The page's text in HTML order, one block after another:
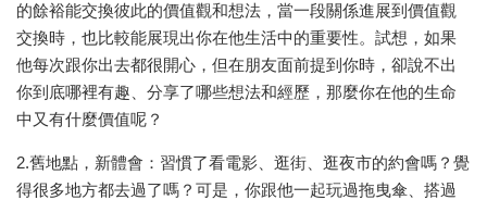
的餘裕能交換彼此的價值觀和想法，當一段關係進展到價值觀
交換時，也比較能展現出你在他生活中的重要性。試想，如果
他每次跟你出去都很開心，但在朋友面前提到你時，卻說不出
你到底哪裡有趣、分享了哪些想法和經歷，那麼你在他的生命
中又有什麼價值呢？
2.舊地點，新體會：習慣了看電影、逛街、逛夜市的約會嗎？覺
得很多地方都去過了嗎？可是，你跟他一起玩過拖曳傘、搭過